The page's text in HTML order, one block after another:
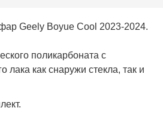
Geely Boyue Cool 2023-2024.
поликарбоната с
лака как снаружи стекла, так и